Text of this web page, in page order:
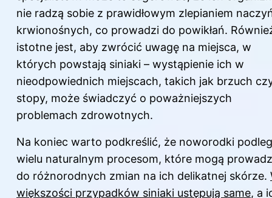
nie radzą sobie z prawidłowym zlepianiem
krwionośnych, co prowadzi do powikłań.
istotne jest, aby zwrócić uwagę na miejsca, w
których powstają siniaki – wystąpienie ich w
nieodpowiednich miejscach, takich jak brzuch
stopy, może świadczyć o poważniejszych
problemach zdrowotnych.
Na koniec warto podkreślić, że noworodki
wielu naturalnym procesom, które mogą
do różnorodnych zmian na ich delikatnej skórze.
większości przypadków siniaki ustępują same, a